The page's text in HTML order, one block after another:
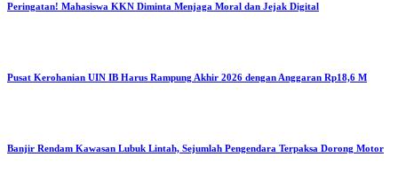
Peringatan! Mahasiswa KKN Diminta Menjaga Moral dan Jejak Digital
Pusat Kerohanian UIN IB Harus Rampung Akhir 2026 dengan Anggaran Rp18,6 M
Banjir Rendam Kawasan Lubuk Lintah, Sejumlah Pengendara Terpaksa Dorong Motor